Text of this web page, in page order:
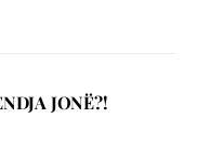
JONË?!